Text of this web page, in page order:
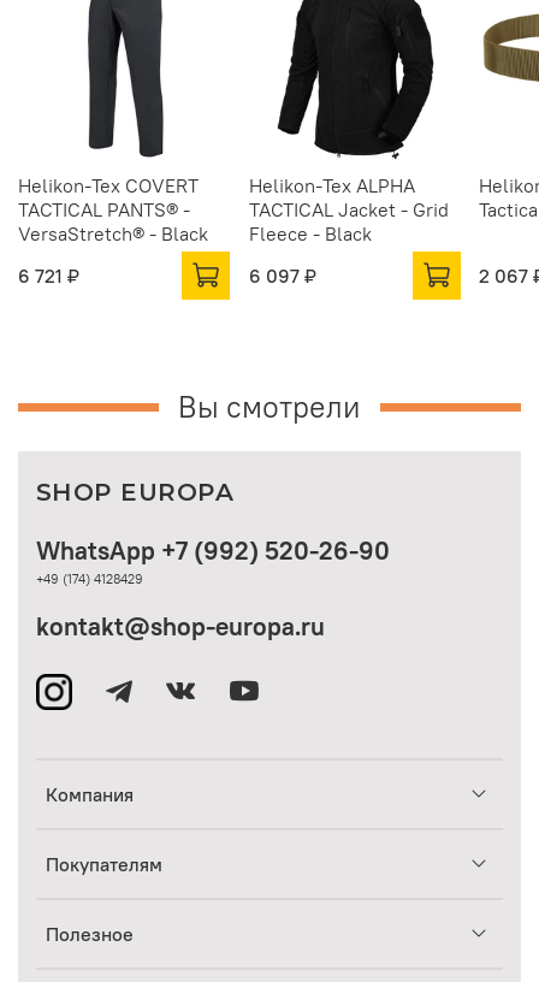
Helikon-Tex COVERT
TACTICAL PANTS® -
VersaStretch® - Black
6 721 ₽
Helikon-Tex ALPHA
TACTICAL Jacket - Grid
Fleece - Black
6 097 ₽
2 067
Вы смотрели
Компания
Покупателям
Полезное
WhatsApp +7 (992) 520-26-90
+49 (174) 4128429
kontakt@shop-europa.ru
SHOP EUROPA